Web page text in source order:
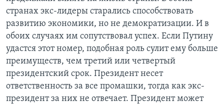
странах экс-лидеры старались способствовать
развитию экономики, но не демократизации. И в
обоих случаях им сопутствовал успех. Если Путину
удастся этот номер, подобная роль сулит ему больше
преимуществ, чем третий или четвертый
президентский срок. Президент несет
ответственность за все промашки, тогда как экс-
президент за них не отвечает. Президент может